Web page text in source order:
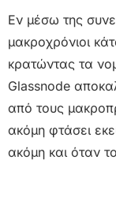
Εν μέσω της
μακροχρόνιοι
κρατώντας τα
Glassnode
από τους
ακόμη φτάσει
ακόμη και όταν